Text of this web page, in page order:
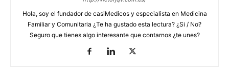
Hola, soy el fundador de casiMedicos y especialista en Medicina
Familiar y Comunitaria ¿Te ha gustado esta lectura? ¿Si / No?
Seguro que tienes algo interesante que contarnos ¿te unes?